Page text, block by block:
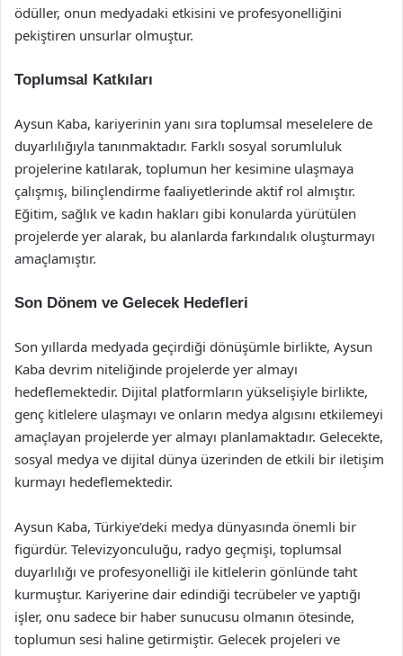
ödüller, onun medyadaki etkisini ve profesyonelliğini
pekiştiren unsurlar olmuştur.
Toplumsal Katkıları
Aysun Kaba, kariyerinin yanı sıra toplumsal meselelere de
duyarlılığıyla tanınmaktadır. Farklı sosyal sorumluluk
projelerine katılarak, toplumun her kesimine ulaşmaya
çalışmış, bilinçlendirme faaliyetlerinde aktif rol almıştır.
Eğitim, sağlık ve kadın hakları gibi konularda yürütülen
projelerde yer alarak, bu alanlarda farkındalık oluşturmayı
amaçlamıştır.
Son Dönem ve Gelecek Hedefleri
Son yıllarda medyada geçirdiği dönüşümle birlikte, Aysun
Kaba devrim niteliğinde projelerde yer almayı
hedeflemektedir. Dijital platformların yükselişiyle birlikte,
genç kitlelere ulaşmayı ve onların medya algısını etkilemeyi
amaçlayan projelerde yer almayı planlamaktadır. Gelecekte,
sosyal medya ve dijital dünya üzerinden de etkili bir iletişim
kurmayı hedeflemektedir.
Aysun Kaba, Türkiye’deki medya dünyasında önemli bir
figürdür. Televizyonculuğu, radyo geçmişi, toplumsal
duyarlılığı ve profesyonelliği ile kitlelerin gönlünde taht
kurmuştur. Kariyerine dair edindiği tecrübeler ve yaptığı
işler, onu sadece bir haber sunucusu olmanın ötesinde,
toplumun sesi haline getirmiştir. Gelecek projeleri ve